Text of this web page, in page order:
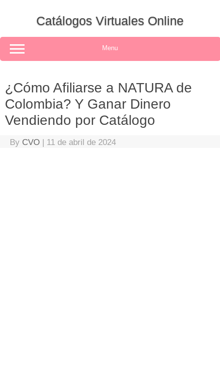
Catálogos Virtuales Online
Menu
¿Cómo Afiliarse a NATURA de
Colombia? Y Ganar Dinero
Vendiendo por Catálogo
By CVO | 11 de abril de 2024